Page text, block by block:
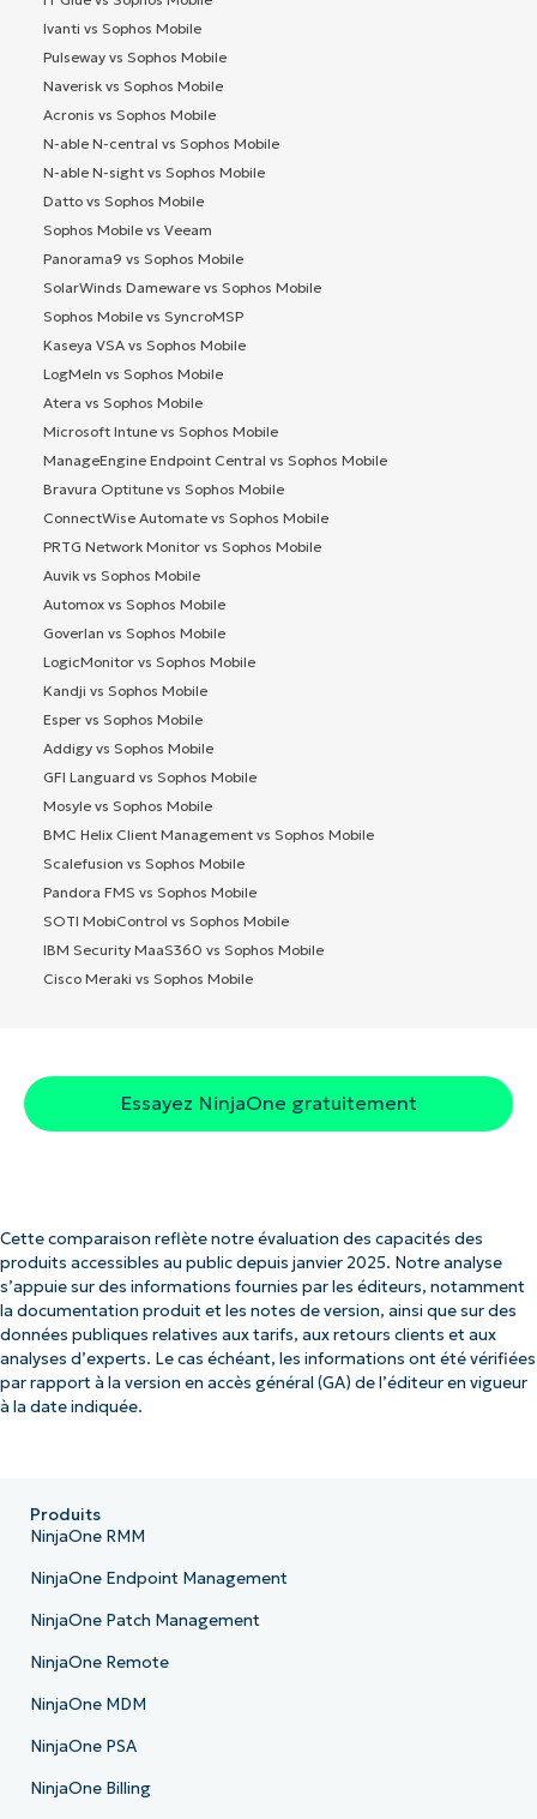
Ivanti vs Sophos Mobile
Pulseway vs Sophos Mobile
Naverisk vs Sophos Mobile
Acronis vs Sophos Mobile
N-able N-central vs Sophos Mobile
N-able N-sight vs Sophos Mobile
Datto vs Sophos Mobile
Sophos Mobile vs Veeam
Panorama9 vs Sophos Mobile
SolarWinds Dameware vs Sophos Mobile
Sophos Mobile vs SyncroMSP
Kaseya VSA vs Sophos Mobile
LogMeIn vs Sophos Mobile
Atera vs Sophos Mobile
Microsoft Intune vs Sophos Mobile
ManageEngine Endpoint Central vs Sophos Mobile
Bravura Optitune vs Sophos Mobile
ConnectWise Automate vs Sophos Mobile
PRTG Network Monitor vs Sophos Mobile
Auvik vs Sophos Mobile
Automox vs Sophos Mobile
Goverlan vs Sophos Mobile
LogicMonitor vs Sophos Mobile
Kandji vs Sophos Mobile
Esper vs Sophos Mobile
Addigy vs Sophos Mobile
GFI Languard vs Sophos Mobile
Mosyle vs Sophos Mobile
BMC Helix Client Management vs Sophos Mobile
Scalefusion vs Sophos Mobile
Pandora FMS vs Sophos Mobile
SOTI MobiControl vs Sophos Mobile
IBM Security MaaS360 vs Sophos Mobile
Cisco Meraki vs Sophos Mobile
Essayez NinjaOne gratuitement
Cette comparaison reflète notre évaluation des capacités des
produits accessibles au public depuis janvier 2025. Notre analyse
s’appuie sur des informations fournies par les éditeurs, notamment
la documentation produit et les notes de version, ainsi que sur des
données publiques relatives aux tarifs, aux retours clients et aux
analyses d’experts. Le cas échéant, les informations ont été vérifiées
par rapport à la version en accès général (GA) de l’éditeur en vigueur
à la date indiquée.
Produits
NinjaOne RMM
NinjaOne Endpoint Management
NinjaOne Patch Management
NinjaOne Remote
NinjaOne MDM
NinjaOne PSA
NinjaOne Billing